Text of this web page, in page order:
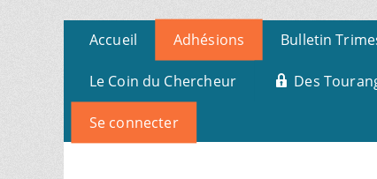
Menu
primaire
contenu
Accueil Adhésions Bulletin
Le Coin du Chercheur Des
Se connecter